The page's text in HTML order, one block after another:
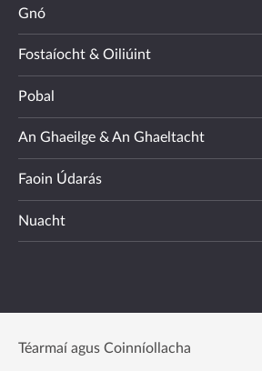
Gnó
Fostaíocht & Oiliúint
Pobal
An Ghaeilge & An Ghaeltacht
Faoin Údarás
Nuacht
Téarmaí agus Coinníollacha